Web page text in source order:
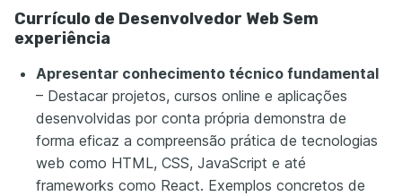
Currículo de Desenvolvedor Web Sem
experiência
Apresentar conhecimento técnico fundamental
– Destacar projetos, cursos online e aplicações
desenvolvidas por conta própria demonstra de
forma eficaz a compreensão prática de tecnologias
web como HTML, CSS, JavaScript e até
frameworks como React. Exemplos concretos de